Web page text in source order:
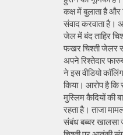
कक्ष में बुलाता है
संवाद करवाता है।
जेल में बंद ताहिर
फखर चिश्ती जेलर
अपने रिश्तेदार
ने इस वीडियो
किया। आरोप है कि
मुस्लिम कैदियों की
रहता है। ताजा
संबंध बब्बर